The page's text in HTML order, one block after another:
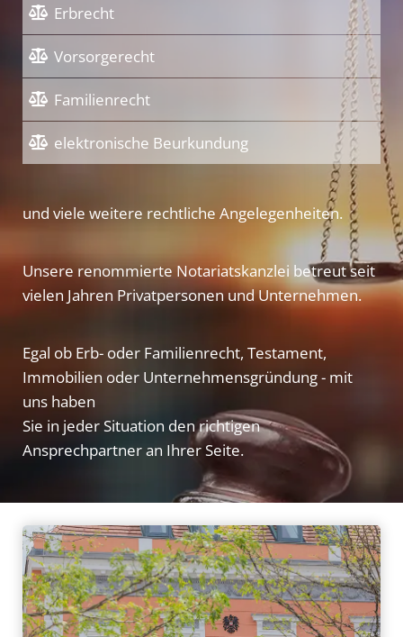
Erbrecht
Vorsorgerecht
Familienrecht
elektronische Beurkundung
und viele weitere rechtliche Angelegenheiten.
Unsere renommierte Notariatskanzlei betreut seit
vielen Jahren Privatpersonen und Unternehmen.
Egal ob Erb- oder Familienrecht, Testament,
Immobilien oder Unternehmensgründung - mit
uns haben
Sie in jeder Situation den richtigen
Ansprechpartner an Ihrer Seite.